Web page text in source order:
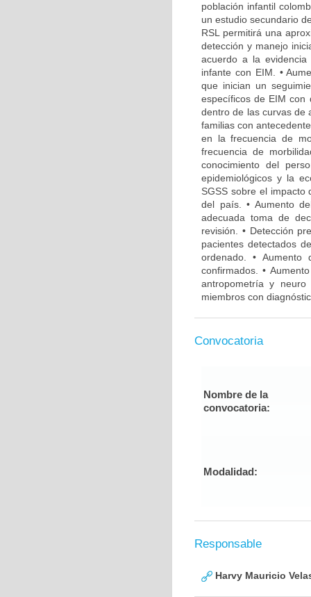
población infantil
un estudio secundario
RSL permitirá una
detección y manejo
acuerdo a la
infante con EIM. •
que inician un
específicos de EIM con
dentro de las curvas de
familias con
en la frecuencia de
frecuencia de
conocimiento del
epidemiológicos y la
SGSS sobre el
del país. • Aumento
adecuada toma de
revisión. • Detección
pacientes detectados
ordenado. •
confirmados. •
antropometría y neuro
miembros con
Convocatoria
Nombre de la
convocatoria:
Modalidad:
Responsable
Harvy Mauricio